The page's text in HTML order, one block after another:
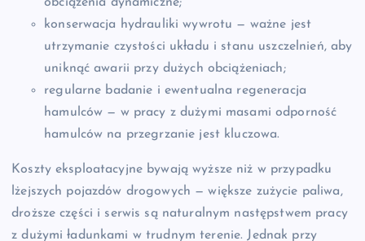
konserwacja hydrauliki wywrotu — ważne jest
utrzymanie czystości układu i stanu uszczelnień, aby
uniknąć awarii przy dużych obciążeniach;
regularne badanie i ewentualna regeneracja
hamulców — w pracy z dużymi masami odporność
hamulców na przegrzanie jest kluczowa.
Koszty eksploatacyjne bywają wyższe niż w przypadku
lżejszych pojazdów drogowych — większe zużycie paliwa,
droższe części i serwis są naturalnym następstwem pracy
z dużymi ładunkami w trudnym terenie. Jednak przy